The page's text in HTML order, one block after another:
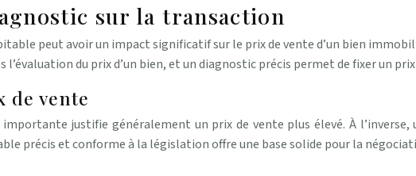
sur la transaction
peut avoir un impact significatif sur le prix de vente d’un bien
du prix d’un bien, et un diagnostic précis permet de fixer un
de vente
justifie généralement un prix de vente plus élevé. À
précis et conforme à la législation offre une base solide pour la